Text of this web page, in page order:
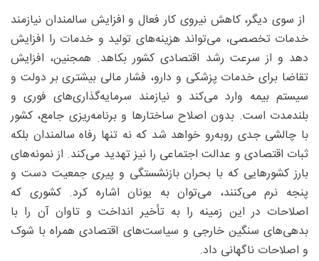
از سوی دیگر، کاهش نیروی کار فعال و افزایش سالمندان نیازمند
خدمات تخصصی، می‌تواند هزینه‌های تولید و خدمات را افزایش
دهد و از سرعت رشد اقتصادی کشور بکاهد. همجنین، افزایش
تقاضا برای خدمات پزشکی و دارو، فشار مالی بیشتری بر دولت و
سیستم بیمه وارد می‌کند و نیازمند سرمایه‌گذاری‌های فوری و
بلندمدت است. بدون اصلاح ساختارها و برنامه‌ریزی جامع، کشور
با چالشی جدی روبه‌رو خواهد شد که نه تنها رفاه سالمندان بلکه
ثبات اقتصادی و عدالت اجتماعی را نیز تهدید می‌کند. از نمونه‌های
بارز کشورهایی که با بحران بازنشستگی و پیری جمعیت دست و
پنجه نرم می‌کنند، می‌توان به یونان اشاره کرد. کشوری که
اصلاحات در این زمینه را به تأخیر انداخت و تاوان آن را با
بدهی‌های سنگین خارجی و سیاست‌های اقتصادی همراه با شوک
و اصلاحات ناگهانی داد.